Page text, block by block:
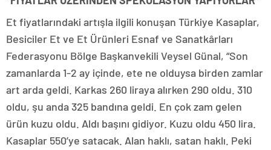
Et fiyatlarındaki artışla ilgili konuşan Türkiye Kasaplar,
Besiciler Et ve Et Ürünleri Esnaf ve Sanatkârları
Federasyonu Bölge Başkanvekili Veysel Günal, “Son
zamanlarda 1-2 ay içinde, ete ne olduysa birden zamlar
art arda geldi. Karkas 260 liraya alırken 290 oldu. 310
oldu, şu anda 325 bandına geldi. En çok zam gelen
ürün kuzu oldu. Aldı başını gidiyor. Kuzu oldu 450 lira.
Kasaplar 550’ye satacak. Alan haklı, satan haklı. Peki